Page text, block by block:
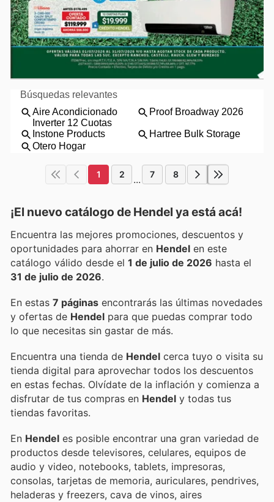
1 2 ... 7 8
¡El nuevo catálogo de Hendel ya está acá!
Encuentra las mejores promociones, descuentos y
oportunidades para ahorrar en Hendel en este
catálogo válido desde el 1 de julio de 2026 hasta el
31 de julio de 2026.
En estas 7 páginas encontrarás las últimas novedades
y ofertas de Hendel para que puedas comprar todo
lo que necesitas sin gastar de más.
Encuentra una tienda de Hendel cerca tuyo o visita su
tienda digital para aprovechar todos los descuentos
en estas fechas. Olvídate de la inflación y comienza a
disfrutar de tus compras en Hendel y todas tus
tiendas favoritas.
En Hendel es posible encontrar una gran variedad de
productos desde televisores, celulares, equipos de
audio y video, notebooks, tablets, impresoras,
consolas, tarjetas de memoria, auriculares, pendrives,
heladeras y freezers, cava de vinos, aires